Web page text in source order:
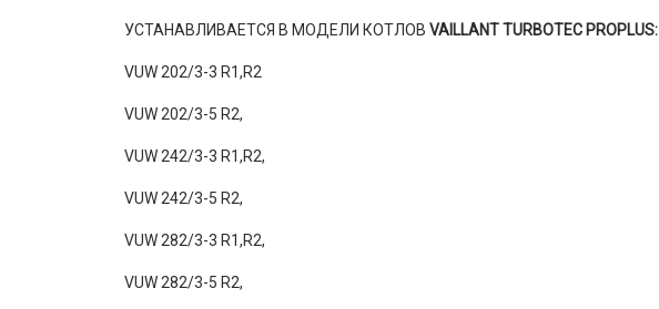
УСТАНАВЛИВАЕТСЯ В МОДЕЛИ КОТЛОВ VAILLANT TURBOTEC PROPLUS:
VUW 202/3-3 R1,R2
VUW 202/3-5 R2,
VUW 242/3-3 R1,R2,
VUW 242/3-5 R2,
VUW 282/3-3 R1,R2,
VUW 282/3-5 R2,